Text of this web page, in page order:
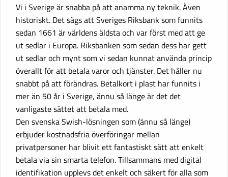
Vi i Sverige är snabba på att anamma ny teknik. Även
historiskt. Det sägs att Sveriges Riksbank som funnits
sedan 1661 är världens äldsta och var först med att ge
ut sedlar i Europa. Riksbanken som sedan dess har gett
ut sedlar och mynt som vi sedan kunnat använda princip
överallt för att betala varor och tjänster. Det håller nu
snabbt på att förändras. Betalkort i plast har funnits i
mer än 50 år i Sverige, ännu så länge är det det
vanligaste sättet att betala med.
Den svenska Swish-lösningen som (ännu så länge)
erbjuder kostnadsfria överföringar mellan
privatpersoner har blivit ett fantastiskt sätt att enkelt
betala via sin smarta telefon. Tillsammans med digital
identifikation upplevs det enkelt och säkert för alla som